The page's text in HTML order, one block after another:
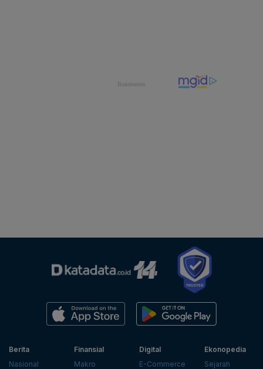
Berita
Nasional
Finansial
Makro
Digital
E-Commerce
Ekonopedia
Sejarah